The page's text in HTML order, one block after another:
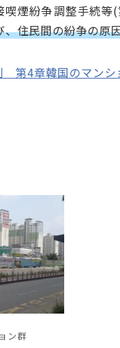
煙紛争調整手続等
住民間の紛争の原
第4章韓国のマンシ
ン群